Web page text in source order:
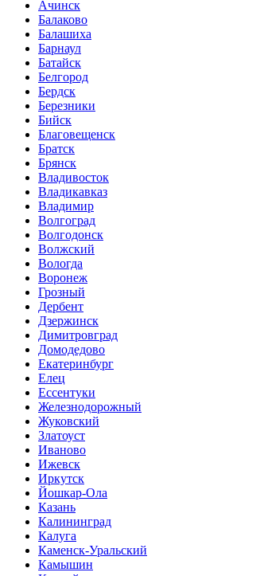
Ачинск
Балаково
Балашиха
Барнаул
Батайск
Белгород
Бердск
Березники
Бийск
Благовещенск
Братск
Брянск
Владивосток
Владикавказ
Владимир
Волгоград
Волгодонск
Волжский
Вологда
Воронеж
Грозный
Дербент
Дзержинск
Димитровград
Домодедово
Екатеринбург
Елец
Ессентуки
Железнодорожный
Жуковский
Златоуст
Иваново
Ижевск
Иркутск
Йошкар-Ола
Казань
Калининград
Калуга
Каменск-Уральский
Камышин